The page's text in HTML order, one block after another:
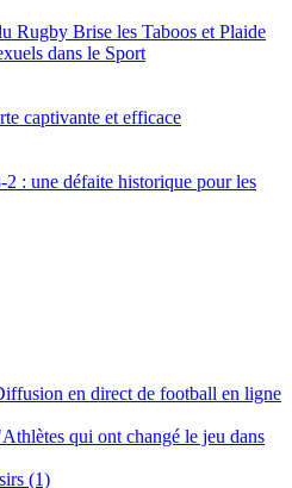
Rugby Brise les Taboos et Plaide
dans le Sport
captivante et efficace
: une défaite historique pour les
en direct de football en ligne
qui ont changé le jeu dans
(1)